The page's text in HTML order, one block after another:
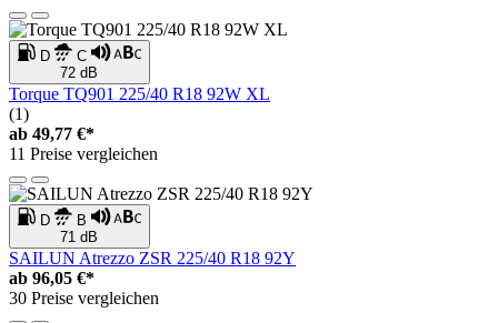
D
C
72 dB
Torque TQ901 225/40 R18 92W XL
(1)
ab 49,77 €*
11 Preise vergleichen
D
B
71 dB
SAILUN Atrezzo ZSR 225/40 R18 92Y
ab 96,05 €*
30 Preise vergleichen